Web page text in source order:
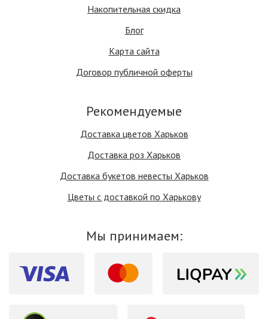
Накопительная скидка
Блог
Карта сайта
Договор публичной оферты
Рекомендуемые
Доставка цветов Харьков
Доставка роз Харьков
Доставка букетов невесты Харьков
Цветы с доставкой по Харькову
Мы принимаем: